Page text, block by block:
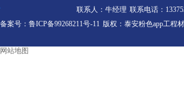
联系人：牛经理 联系电话：
备案号：鲁ICP备99268211号-11 版权：泰安粉色app工程
网站地图